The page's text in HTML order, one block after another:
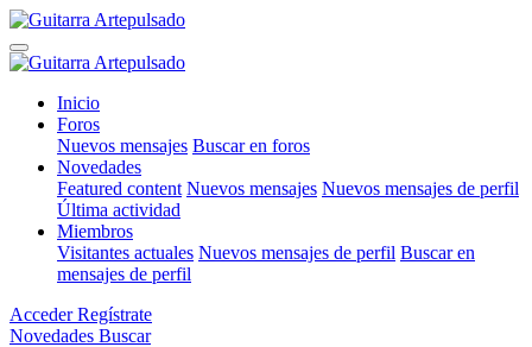
Inicio
Foros
Nuevos mensajes Buscar en foros
Novedades
Featured content Nuevos mensajes Nuevos mensajes de perfil
Última actividad
Miembros
Visitantes actuales Nuevos mensajes de perfil Buscar en
mensajes de perfil
Acceder Regístrate
Novedades Buscar